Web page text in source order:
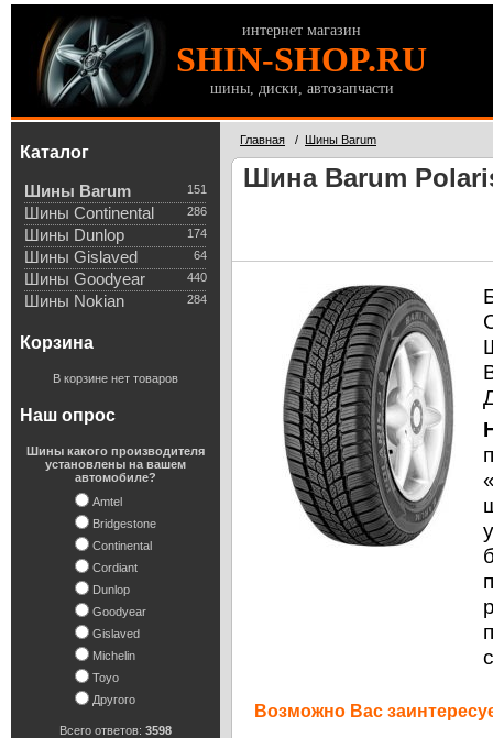
интернет магазин
SHIN-SHOP.RU
шины, диски, автозапчасти
Каталог
151
Шины Barum
286
Шины Continental
174
Шины Dunlop
64
Шины Gislaved
440
Шины Goodyear
284
Шины Nokian
Корзина
В корзине нет товаров
Наш опрос
Шины какого производителя
установлены на вашем
автомобиле?
Amtel
Bridgestone
Continental
Cordiant
Dunlop
Goodyear
Gislaved
Michelin
Toyo
Другого
Всего ответов: 3598
Главная / Шины Barum
Шина Barum
Возможно Вас